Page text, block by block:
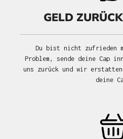
GELD
Du bist nicht zufrieden
Problem, sende deine Cap
uns zurück und wir
deine